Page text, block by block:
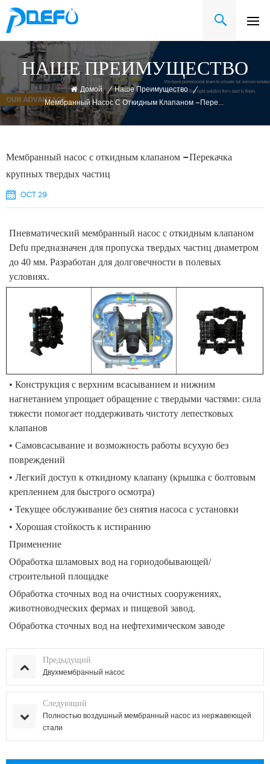
НАШЕ ПРЕИМУЩЕСТВО
Домой / Наше Преимущество
/
Мембранный Насос С Откидным Клапаном –Перекачка Крупных Твердых Частиц
Мембранный насос с откидным клапаном –Перекачка
крупных твердых частиц
OCT 29
Пневматический мембранный насос с откидным клапаном
Defu предназначен для пропуска твердых частиц диаметром
до 40 мм. Разработан для долговечности в полевых
условиях.
• Конструкция с верхним всасыванием и нижним
нагнетанием упрощает обращение с твердыми частями: сила
тяжести помогает поддерживать чистоту лепестковых
клапанов
• Самовсасывание и возможность работы всухую без
повреждений
• Легкий доступ к откидному клапану (крышка с болтовым
креплением для быстрого осмотра)
• Текущее обслуживание без снятия насоса с установки
• Хорошая стойкость к истиранию
Применение
Обработка шламовых вод на горнодобывающей/
строительной площадке
Обработка сточных вод на очистных сооружениях,
животноводческих фермах и пищевой завод.
Обработка сточных вод на нефтехимическом заводе
Предыдущий
Двухмембранный насос
Следующий
Полностью воздушный мембранный насос из нержавеющей
стали